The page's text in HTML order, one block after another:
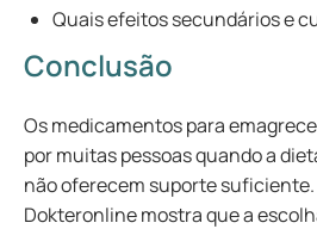
Quais efeitos secundários e
Conclusão
Os medicamentos para
por muitas pessoas quando a
não oferecem suporte suficiente.
Dokteronline mostra que a